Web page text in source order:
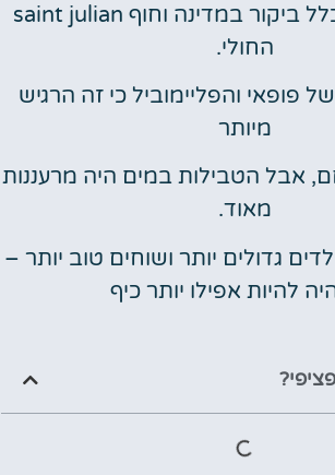
ועשינו סיבוב שכלל ביקור במדינה וחוף saint julian
החולי.
פופאי והפליימוביל כי זה הרגיש
מיותר
אבל הטבילות במים היה מרעננות
מאוד.
גדולים יותר ושוחים טוב יותר –
להיות אפילו יותר כיף